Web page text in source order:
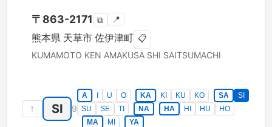
〒 863-2171 ⧉ 📍
熊本県 天草市 佐伊津町 📋
KUMAMOTO KEN AMAKUSA SHI SAITSUMACHI
↑ SI 9
A U O KA KI KU KO SA
SI
SU
SE TI NA HA HI HU
HO
MA
MI YA